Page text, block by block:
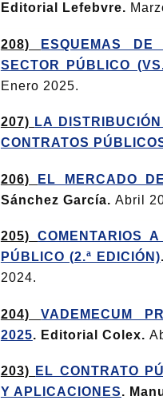
Editorial Lefebvre.
208)
ESQUEMAS
SECTOR PÚBLICO
Enero 2025.
207) LA
CONTRATOS
206) EL MERCADO
Sánchez García. Abril
205)COMENTARIOS
PÚBLICO (2.ª EDICIÓN)
2024.
204)VADEMECUM
2025. Editorial Colex.
203)
EL CONTRATO
Y APLICACIONES.